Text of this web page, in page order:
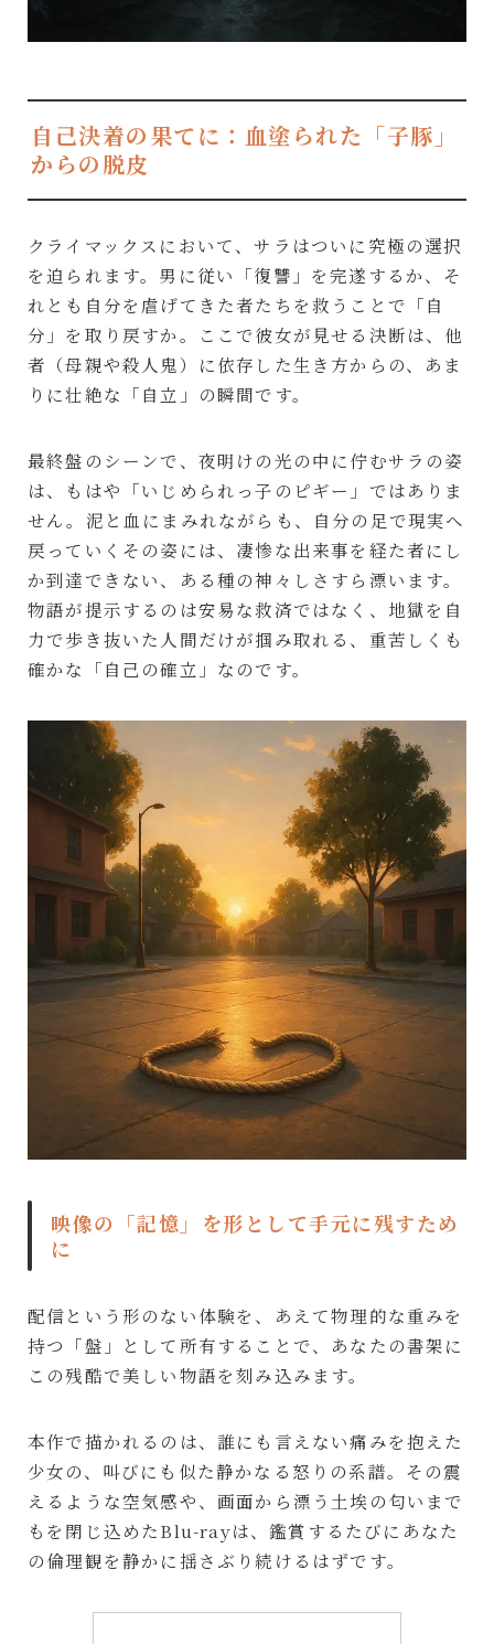
自己決着の果てに：血塗られた「子豚」
からの脱皮
クライマックスにおいて、サラはついに究極の選択
を迫られます。男に従い「復讐」を完遂するか、そ
れとも自分を虐げてきた者たちを救うことで「自
分」を取り戻すか。ここで彼女が見せる決断は、他
者（母親や殺人鬼）に依存した生き方からの、あま
りに壮絶な「自立」の瞬間です。
最終盤のシーンで、夜明けの光の中に佇むサラの姿
は、もはや「いじめられっ子のピギー」ではありま
せん。泥と血にまみれながらも、自分の足で現実へ
戻っていくその姿には、凄惨な出来事を経た者にし
か到達できない、ある種の神々しさすら漂います。
物語が提示するのは安易な救済ではなく、地獄を自
力で歩き抜いた人間だけが掴み取れる、重苦しくも
確かな「自己の確立」なのです。
映像の「記憶」を形として手元に残すため
に
配信という形のない体験を、あえて物理的な重みを
持つ「盤」として所有することで、あなたの書架に
この残酷で美しい物語を刻み込みます。
本作で描かれるのは、誰にも言えない痛みを抱えた
少女の、叫びにも似た静かなる怒りの系譜。その震
えるような空気感や、画面から漂う土埃の匂いまで
もを閉じ込めたBlu-rayは、鑑賞するたびにあなた
の倫理観を静かに揺さぶり続けるはずです。